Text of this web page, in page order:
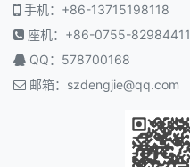
手机：+86-13715198118
座机：+86-0755-82984411
QQ：578700168
邮箱： szdengjie@qq.com